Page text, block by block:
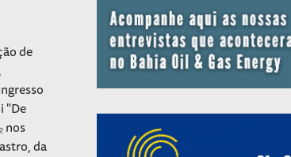
de
"De
₂nos
da